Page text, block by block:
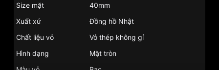
Size mặt
40mm
Xuất xứ
Đồng hồ Nhật
Chất liệu vỏ
Vỏ thép không gỉ
Hình dạng
Mặt tròn